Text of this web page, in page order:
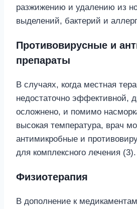
разжижению и удалению из
выделений, бактерий и
Противовирусные и
препараты
В случаях, когда местная
недостаточно эффективной,
осложнено, и помимо
высокая температура, врач
антимикробные и
для комплексного лечения (3).
Физиотерапия
В дополнение к